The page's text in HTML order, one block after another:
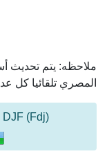
ملاحظه: يتم تحديث
المصري تلقائيا كل
(Fdj) DJF